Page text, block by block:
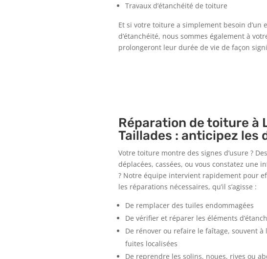
Travaux d’étanchéité de toiture
Et si votre toiture a simplement besoin
d’étanchéité, nous sommes également à
prolongeront leur durée de vie de façon
Réparation de toiture à
Taillades : anticipez les
Votre toiture montre des signes d’usure ?
déplacées, cassées, ou vous constatez une
? Notre équipe intervient rapidement pour
les réparations nécessaires, qu’il s’agisse :
De remplacer des tuiles endommagées
De vérifier et réparer les éléments
De rénover ou refaire le faîtage, souvent à
fuites localisées
De reprendre les solins, noues, rives ou